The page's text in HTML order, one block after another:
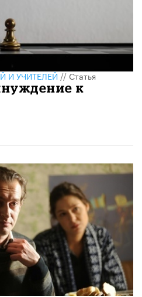
И УЧИТЕЛЕЙ//Статья
к